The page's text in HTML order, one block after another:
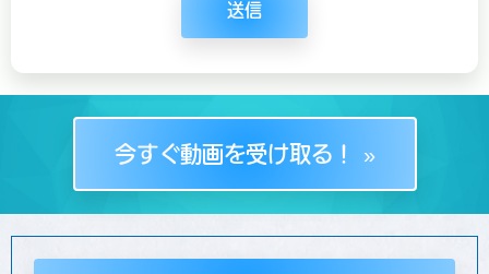
送信
今すぐ動画を受け取る！